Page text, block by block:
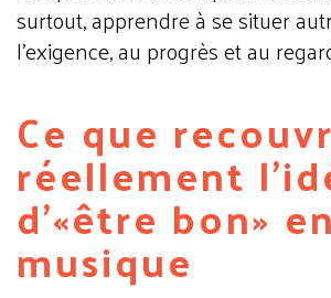
surtout,apprendre à se situer
l’exigence, au progrès et au
Ce que
réellement
d’«être bon» en
musique